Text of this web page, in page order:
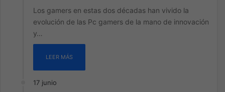
Los gamers en estas dos décadas han vivido la
evolución de las Pc gamers de la mano de innovación
y…
LEER MÁS
17 junio